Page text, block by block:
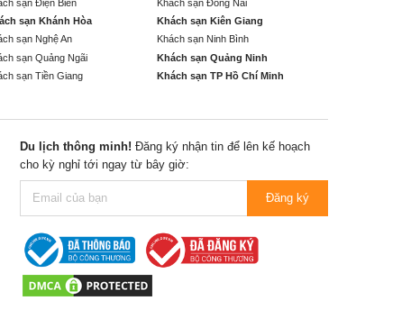
sạn Điện Biên
Khách sạn Đồng Nai
sạn Khánh Hòa
Khách sạn Kiên Giang
sạn Nghệ An
Khách sạn Ninh Bình
sạn Quảng Ngãi
Khách sạn Quảng Ninh
sạn Tiền Giang
Khách sạn TP Hồ Chí Minh
Du lịch thông minh! Đăng ký nhận tin để lên kế hoạch
cho kỳ nghỉ tới ngay từ bây giờ:
Đăng ký